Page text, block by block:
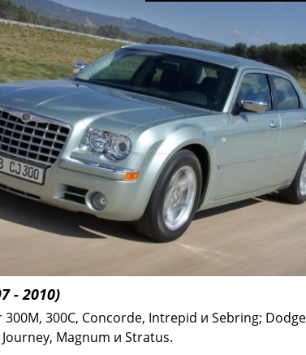
- 2010)
300C, Concorde, Intrepid и Sebring;
Magnum и Stratus.